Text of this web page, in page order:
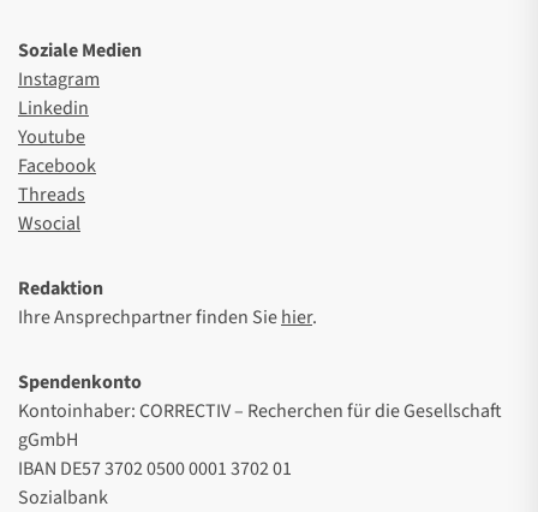
Soziale Medien
Instagram
Linkedin
Youtube
Facebook
Threads
Wsocial
Redaktion
Ihre Ansprechpartner finden Siehier.
Spendenkonto
Kontoinhaber: CORRECTIV – Recherchen für die Gesellschaft
gGmbH
IBAN DE57 3702 0500 0001 3702 01
Sozialbank